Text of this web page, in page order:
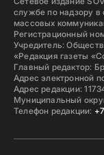
службе по надзору в
массовых
Регистрационный
Учредитель:
«Редакция газеты
Главный редактор:
Адрес электронной
Адрес редакции:
Муниципальный
Телефон редакции: